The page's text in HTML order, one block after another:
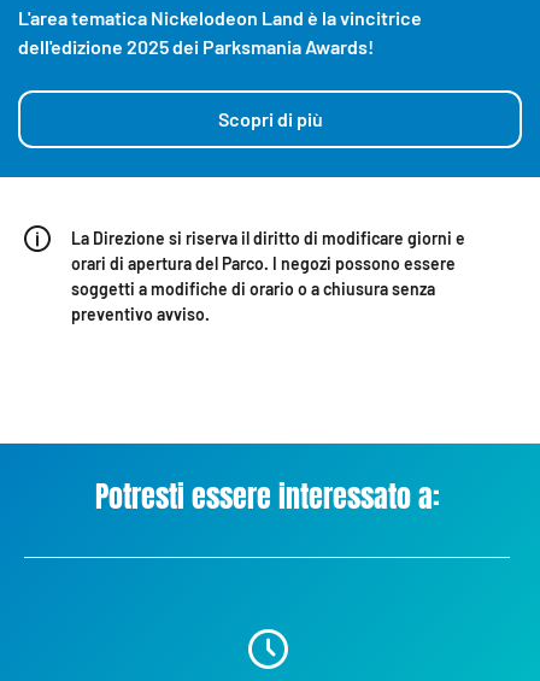
L'area tematica Nickelodeon Land è la vincitrice
dell'edizione 2025 dei Parksmania Awards!
Scopri di più
La Direzione si riserva il diritto di modificare giorni e
orari di apertura del Parco. I negozi possono essere
soggetti a modifiche di orario o a chiusura senza
preventivo avviso.
Potresti essere interessato a: